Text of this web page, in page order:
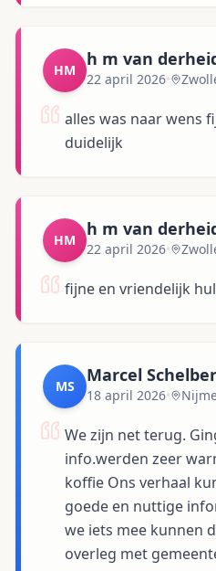
HM
h m van
22 april 2026•
alles was naar wens
duidelijk
HM
h m van
22 april 2026•
fijne en vriendelijk
MS
Marcel
18 april 2026•
We zijn net terug.
info.werden zeer
koffie Ons verhaal
goede en nuttige
we iets mee kunnen
overleg met